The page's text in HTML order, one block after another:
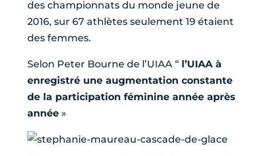
des championnats du monde jeune de
2016, sur 67 athlètes seulement 19 étaient
des femmes.
Selon Peter Bourne de l’UIAA “ l’UIAA à
enregistré une augmentation constante
de la participation féminine année après
année»